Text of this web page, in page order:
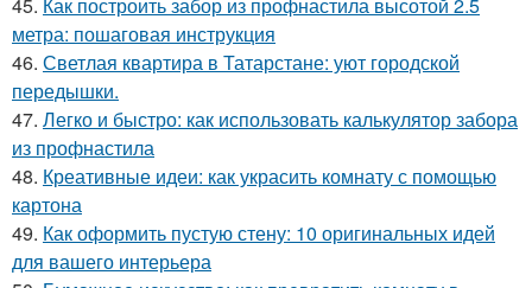
45. Как построить забор из профнастила высотой 2.5
метра: пошаговая инструкция
46. Светлая квартира в Татарстане: уют городской
передышки.
47. Легко и быстро: как использовать калькулятор забора
из профнастила
48. Креативные идеи: как украсить комнату с помощью
картона
49. Как оформить пустую стену: 10 оригинальных идей
для вашего интерьера